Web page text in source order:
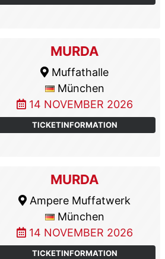
MURDA
Muffathalle
München
14 NOVEMBER 2026
TICKETINFORMATION
MURDA
Ampere Muffatwerk
München
14 NOVEMBER 2026
TICKETINFORMATION